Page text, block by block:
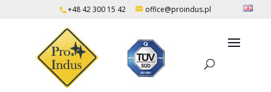
+48 42 300 15 42 office@proindus.pl